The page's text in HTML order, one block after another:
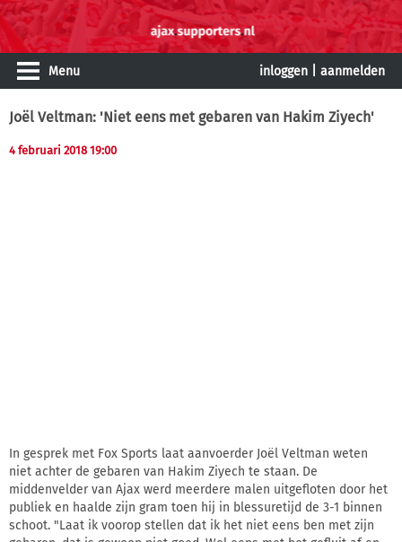
Menu inloggen aanmelden
Joël Veltman: 'Niet eens met gebaren van Hakim Ziyech'
4 februari 2018 19:00
In gesprek met Fox Sports laat aanvoerder Joël Veltman weten
niet achter de gebaren van Hakim Ziyech te staan. De
middenvelder van Ajax werd meerdere malen uitgefloten door het
publiek en haalde zijn gram toen hij in blessuretijd de 3-1 binnen
schoot. "Laat ik voorop stellen dat ik het niet eens ben met zijn